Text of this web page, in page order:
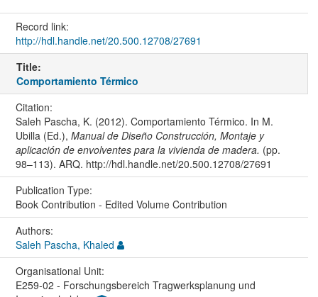
Record link:
http://hdl.handle.net/20.500.12708/27691
Title:
Comportamiento Térmico
Citation:
Saleh Pascha, K. (2012). Comportamiento Térmico. In M.
Ubilla (Ed.), Manual de Diseño Construcción, Montaje y
aplicación de envolventes para la vivienda de madera. (pp.
98–113). ARQ. http://hdl.handle.net/20.500.12708/27691
Publication Type:
Book Contribution - Edited Volume Contribution
Authors:
Saleh Pascha, Khaled
Organisational Unit:
E259-02 - Forschungsbereich Tragwerksplanung und